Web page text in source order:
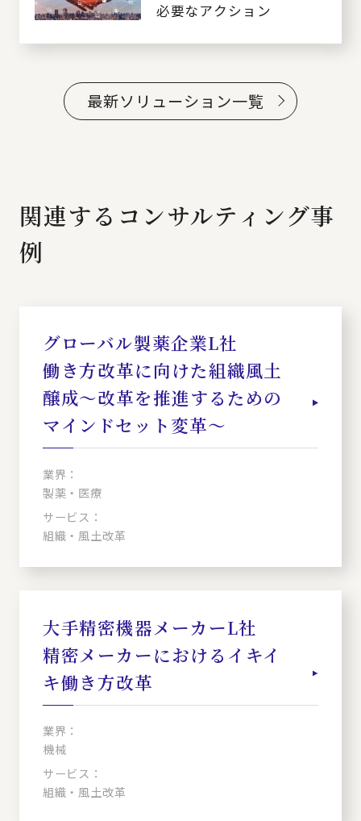
必要なアクション
最新ソリューション一覧
関連するコンサルティング事
例
グローバル製薬企業L社
働き方改革に向けた組織風土
醸成～改革を推進するための
マインドセット変革～
業界：
製薬・医療
サービス：
組織・風土改革
大手精密機器メーカーL社
精密メーカーにおけるイキイ
キ働き方改革
業界：
機械
サービス：
組織・風土改革